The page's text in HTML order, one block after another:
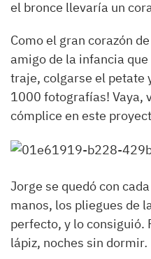
el bronce llevaría un
Como el gran corazón
amigo de la infancia
traje, colgarse el petate
1000 fotografías! Vaya,
cómplice en este
Jorge se quedó con
manos, los pliegues de
perfecto, y lo consiguió.
lápiz, noches sin dormir.